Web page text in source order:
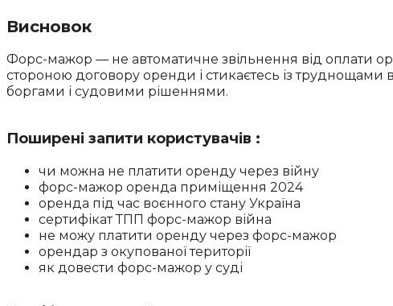
Висновок
Форс-мажор — не автоматичне звільнення від оплати
стороною договору оренди і стикаєтесь із труднощами
боргами і судовими рішеннями.
Поширені запити користувачів :
чи можна не платити оренду через війну
форс-мажор оренда приміщення 2024
оренда під час воєнного стану Україна
сертифікат ТПП форс-мажор війна
не можу платити оренду через форс-мажор
орендар з окупованої території
як довести форс-мажор у суді